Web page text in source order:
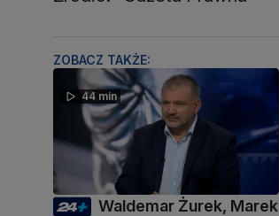
ZOBACZ TAKŻE:
44 min
Waldemar Żurek, Marek